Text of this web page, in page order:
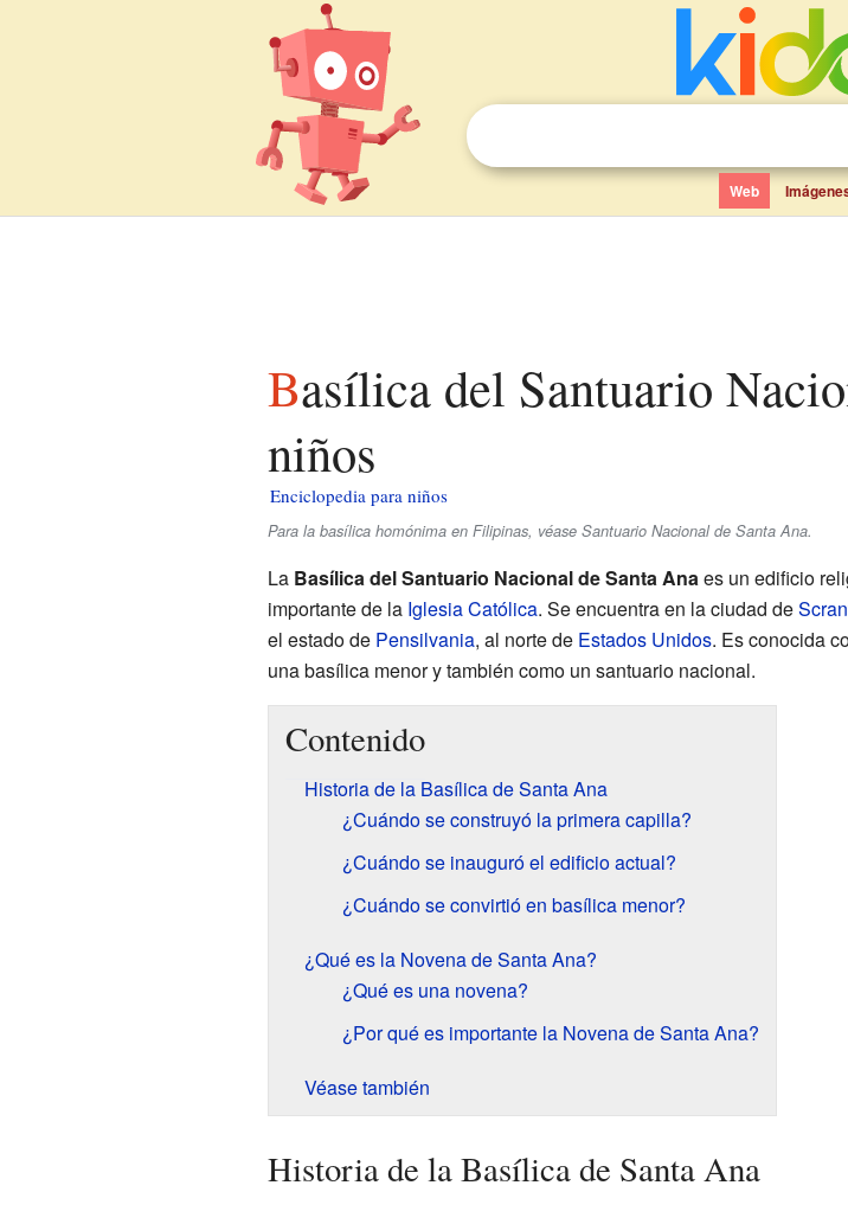
Web
Basílica del Santuario Nacional de Santa Ana para
niños
Enciclopedia para niños
Para la basílica homónima en Filipinas, véase Santuario Nacional de Santa Ana.
La Basílica del Santuario Nacional de Santa Anaes un edificio
importante de la Iglesia Católica. Se encuentra en la ciudad de
el estado de Pensilvania, al norte de Estados Unidos. Es conocida
una basílica menor y también como un santuario nacional.
Contenido
Historia de la Basílica de Santa Ana
¿Cuándo se construyó la primera capilla?
¿Cuándo se inauguró el edificio actual?
¿Cuándo se convirtió en basílica menor?
¿Qué es la Novena de Santa Ana?
¿Qué es una novena?
¿Por qué es importante la Novena de Santa Ana?
Véase también
Historia de la Basílica de Santa Ana